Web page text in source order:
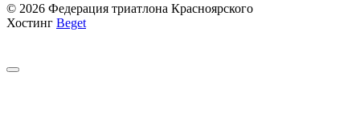
© 2026 Федерация триатлона Красноярского
Хостинг Beget